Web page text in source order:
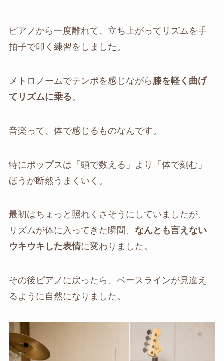
ピアノから一度離れて、立ち上がってリズムを手
拍子で叩く練習をしました。
メトロノームでテンポを感じながら 膝を軽く曲げ
てリズムに乗る。
音楽って、体で感じるものなんです。
特にポップスは「頭で数える」より「体で刻む」
ほうが断然うまくいく。
最初はちょっと照れくさそうにしていましたが、
リズムが体に入ってきた瞬間、 なんとも言えない
ウキウキした表情に変わりました。
その後ピアノに戻ったら、ベースラインが見違え
るように自然になりました。